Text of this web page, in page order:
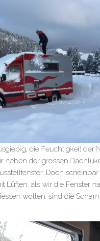
die Feuchtigkeit der
neben der grossen
Doch scheinbar
Lüften, als wir die Fenster
wollen, sind die